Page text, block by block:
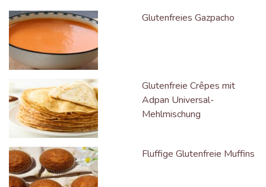
Glutenfreies Gazpacho
Glutenfreie Crêpes mit
Adpan Universal-
Mehlmischung
Fluffige Glutenfreie Muffins